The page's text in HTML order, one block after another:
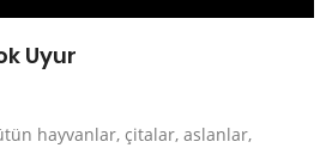
Uyur
hayvanlar, çitalar, aslanlar,